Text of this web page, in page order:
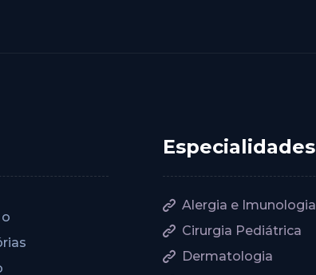
Especialidades
Alergia e Imunologia
Cirurgia Pediátrica
Dermatologia